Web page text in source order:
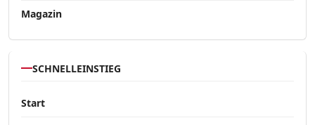
Magazin
SCHNELLEINSTIEG
Start